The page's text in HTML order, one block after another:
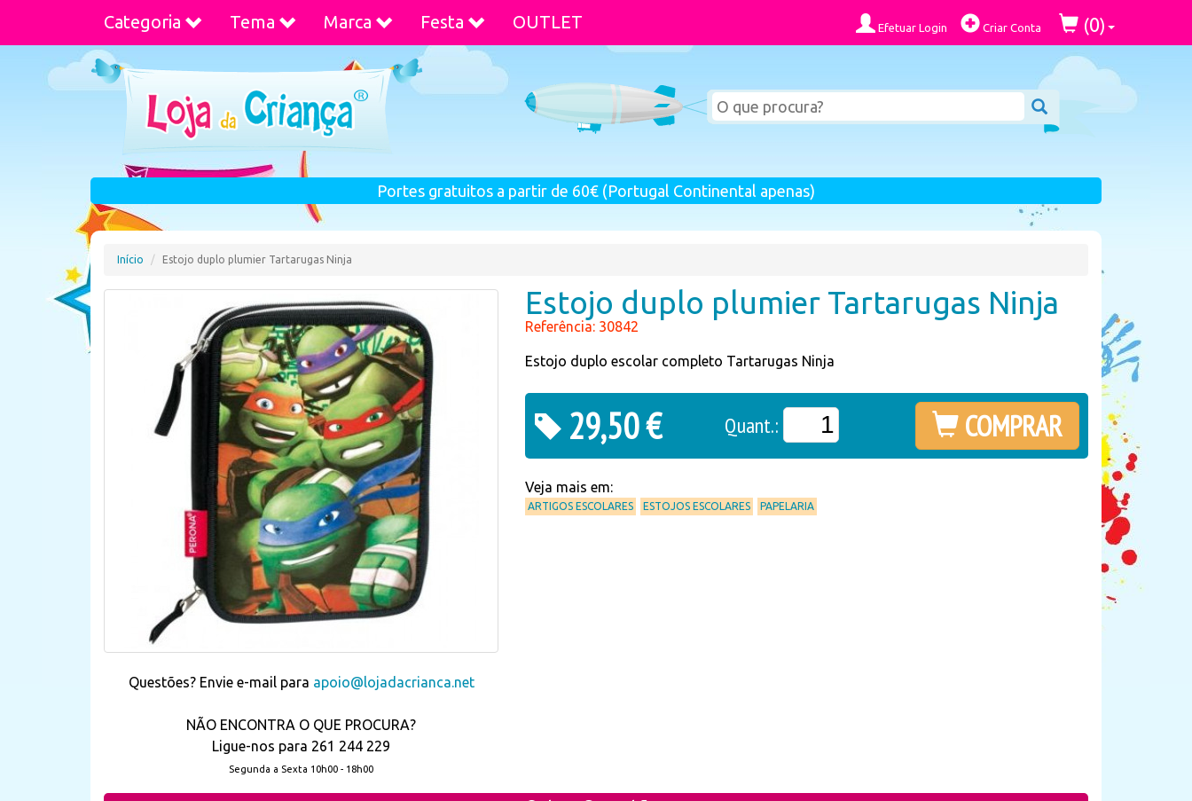
Categoria Tema Marca Festa OUTLET Efetuar Login Criar Conta (0)
Portes gratuitos a partir de 60€ (Portugal Continental apenas)
Início Estojo duplo plumier Tartarugas Ninja
Questões? Envie e-mail para apoio@lojadacrianca.net
NÃO ENCONTRA O QUE PROCURA?
Ligue-nos para 261 244 229
Segunda a Sexta 10h00 - 18h00
Estojo duplo plumier Tartarugas Ninja
Referência: 30842
Estojo duplo escolar completo Tartarugas Ninja
29,50 € Quant.: COMPRAR
Veja mais em:
ARTIGOS ESCOLARES ESTOJOS ESCOLARES PAPELARIA